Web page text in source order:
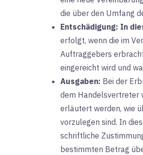
die über den Umfang
Entschädigung: In
erfolgt, wenn die im
Auftraggebers
eingereicht wird und
Ausgaben: Bei der
dem Handelsvertreter
erläutert werden, wie
vorzulegen sind. In
schriftliche
bestimmten Betrag